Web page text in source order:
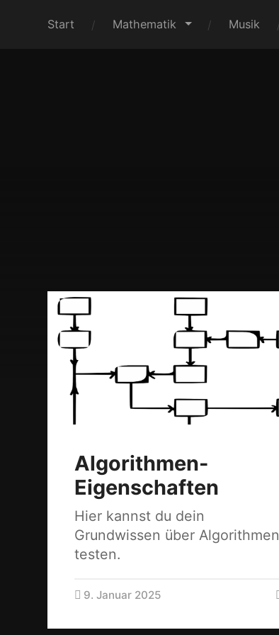
Start Mathematik Musik
Algorithmen-
Eigenschaften
Hier kannst du dein
Grundwissen über Algorithmen
testen.
9. Januar 2025